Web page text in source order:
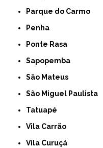
Parque do Carmo
Penha
Ponte Rasa
Sapopemba
São Mateus
São Miguel Paulista
Tatuapé
Vila Carrão
Vila Curuçá